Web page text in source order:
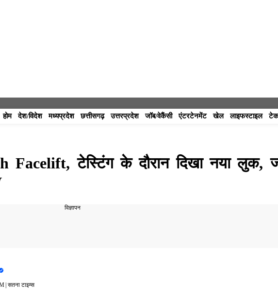
होम देश/विदेश मध्यप्रदेश छत्तीसगढ़ उत्तरप्रदेश जॉब/वेकैंसी एंटरटेनमेंट खेल लाइफस्टाइल
Facelift, टेस्टिंग के दौरान दिखा नया लुक,
विज्ञापन
| सतना टाइम्स